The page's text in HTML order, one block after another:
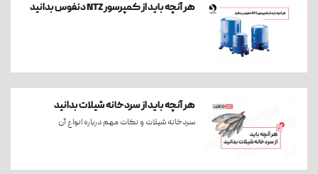
هر آنچه باید از کمپرسور NTZ دنفوس بدانید
هر آنچه باید از سردخانه شیلات بدانید
سردخانه شیلات و نکات مهم درباره انواع آن